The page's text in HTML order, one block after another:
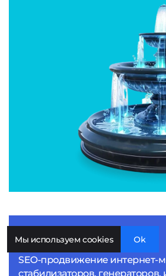
Amper-shop
SEO-продвижение интернет-
стабилизаторов, генераторов,
Мы используем cookies Ok